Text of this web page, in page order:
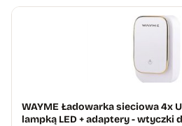
WAYME Ładowarka sieciowa 4x
lampką LED + adaptery - wtyczki